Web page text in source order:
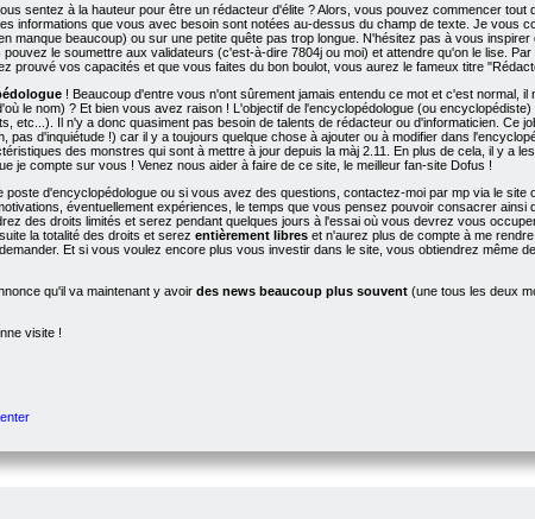
sentez à la hauteur pour être un rédacteur d'élite ? Alors, vous pouvez commencer
informations que vous avec besoin sont notées au-dessus du champ de texte. Je vous
manque beaucoup) ou sur une petite quête pas trop longue. N'hésitez pas à vous
le soumettre aux validateurs (c'est-à-dire 7804j ou moi) et attendre qu'on le lise.
prouvé vos capacités et que vous faites du bon boulot, vous aurez le fameux titre
! Beaucoup d'entre vous n'ont sûrement jamais entendu ce mot et c'est normal,
le nom) ? Et bien vous avez raison ! L'objectif de l'encyclopédologue (ou
etc...). Il n'y a donc quasiment pas besoin de talents de rédacteur ou d'informaticien. Ce
pas d'inquiétude !) car il y a toujours quelque chose à ajouter ou à modifier dans
des monstres qui sont à mettre à jour depuis la màj 2.11. En plus de cela, il y a
je compte sur vous ! Venez nous aider à faire de ce site, le meilleur fan-site Dofus !
d'encyclopédologue ou si vous avez des questions, contactez-moi par mp via le site
éventuellement expériences, le temps que vous pensez pouvoir consacrer
des droits limités et serez pendant quelques jours à l'essai où vous devrez vous
la totalité des droits et serez entièrement libres et n'aurez plus de compte à me
Et si vous voulez encore plus vous investir dans le site, vous obtiendrez même
qu'il va maintenant y avoir des news beaucoup plus souvent (une tous les deux
visite !